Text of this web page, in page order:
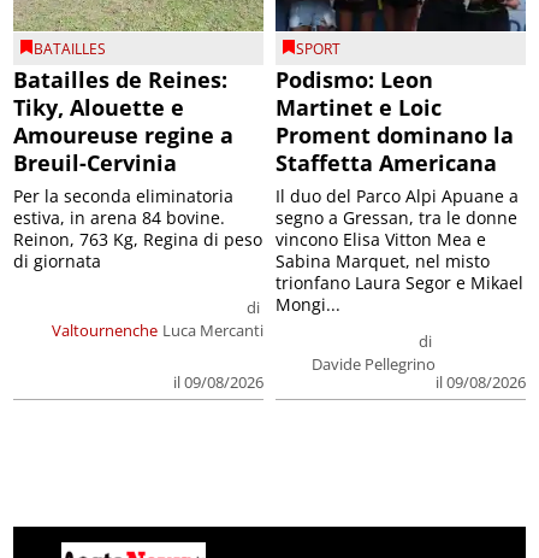
BATAILLES
Batailles de Reines:
Tiky, Alouette e
Amoureuse regine a
Breuil-Cervinia
Valtournenche
di
Luca Mercanti
il 09/08/2026
Per la seconda eliminatoria
estiva, in arena 84 bovine.
Reinon, 763 Kg, Regina di peso
di giornata
SPORT
Podismo: Leon
Martinet e Loic
Proment dominano la
Staffetta Americana
di
Davide Pellegrino
il 09/08/2026
Il duo del Parco Alpi Apuane a
segno a Gressan, tra le donne
vincono Elisa Vitton Mea e
Sabina Marquet, nel misto
trionfano Laura Segor e Mikael
Mongi...